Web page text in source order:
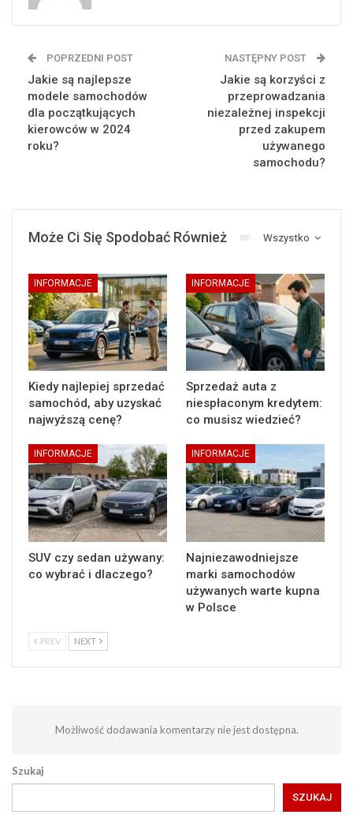
POPRZEDNI POST
Jakie są najlepsze
modele samochodów
dla początkujących
kierowców w 2024
roku?
NASTĘPNY POST
Jakie są korzyści z
przeprowadzania
niezależnej inspekcji
przed zakupem
używanego
samochodu?
Wszystko
Może Ci Się Spodobać Również
INFORMACJE
Kiedy najlepiej sprzedać
samochód, aby uzyskać
najwyższą cenę?
INFORMACJE
Sprzedaż auta z
niespłaconym kredytem:
co musisz wiedzieć?
INFORMACJE
SUV czy sedan używany:
co wybrać i dlaczego?
INFORMACJE
Najniezawodniejsze
marki samochodów
używanych warte kupna
w Polsce
PREV NEXT
Możliwość dodawania komentarzy nie jest dostępna.
Szukaj
SZUKAJ